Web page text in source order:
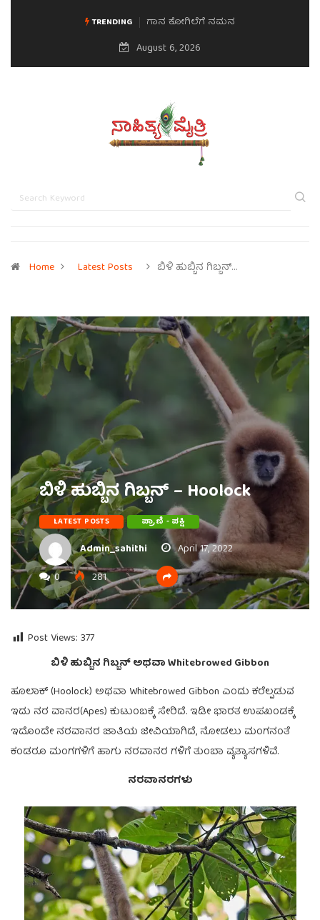
TRENDING
ಗಾನ ಕೋಗಿಲೆಗೆ ನಮನ ಮನಸಿನ ಸವಿಭಾವ
August 6, 2026
Home Latest Posts ಬಿಳಿ ಹುಬ್ಬಿನ ಗಿಬ್ಬನ್…
ಬಿಳಿ ಹುಬ್ಬಿನ ಗಿಬ್ಬನ್ – Hoolock
LATEST POSTS ಪ್ರಾಣಿ - ಪಕ್ಷಿ
Admin_sahithi
April 17, 2022
0
281
Post Views: 377
ಬಿಳಿ ಹುಬ್ಬಿನ ಗಿಬ್ಬನ್ ಅಥವಾ Whitebrowed Gibbon
ಹೂಲಾಕ್‌ (Hoolock) ಅಥವಾ Whitebrowed Gibbon ಎಂದು ಕರೆಲ್ಪಡುವ
ಇದು ನರ ವಾನರ(Apes) ಕುಟುಂಬಕ್ಕೆ ಸೇರಿದೆ. ಇಡೀ ಭಾರತ ಉಪಖಂಡಕ್ಕೆ
ಇದೊಂದೇ ನರವಾನರ ಜಾತಿಯ ಜೀವಿಯಾಗಿದೆ, ನೋಡಲು ಮಂಗನಂತೆ
ಕಂಡರೂ ಮಂಗಗಳಿಗೆ ಹಾಗು ನರವಾನರ ಗಳಿಗೆ ತುಂಬಾ ವ್ಯತ್ಯಾಸಗಳಿವೆ.
ನರವಾನರಗಳು